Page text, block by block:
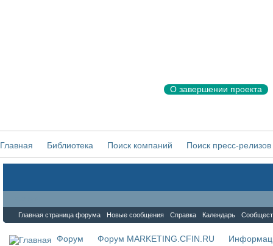
О завершении проекта
Главная Библиотека Поиск компаний Поиск пресс-релизов
Главная страница форума Новые сообщения Справка Календарь
Форум Форум MARKETING.CFIN.RU